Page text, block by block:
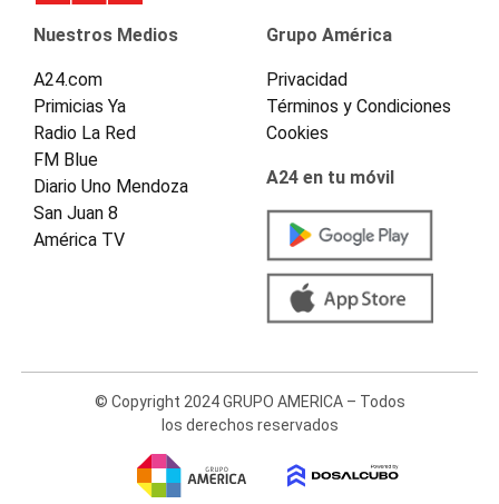
Nuestros Medios
A24.com
Primicias Ya
Radio La Red
FM Blue
Diario Uno Mendoza
San Juan 8
América TV
Grupo América
Privacidad
Términos y Condiciones
Cookies
A24 en tu móvil
© Copyright 2024 GRUPO AMERICA – Todos
los derechos reservados